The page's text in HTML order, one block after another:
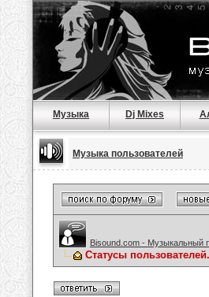
Музыка Dj Mixes
Музыка пользователей
Bisound.com - Музыкальный
Статусы пользователей.